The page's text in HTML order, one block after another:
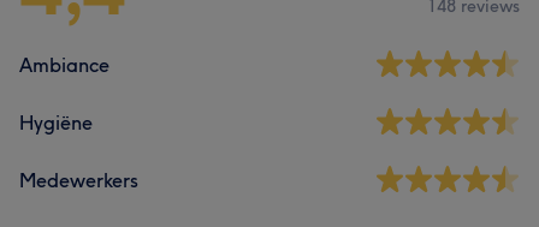
148 reviews
Ambiance
Hygiëne
Medewerkers